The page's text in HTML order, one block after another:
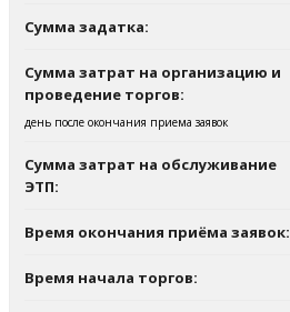
Сумма задатка:
Сумма затрат на организацию и
проведение торгов:
день после окончания приема заявок
Сумма затрат на обслуживание
ЭТП:
Время окончания приёма заявок:
Время начала торгов: